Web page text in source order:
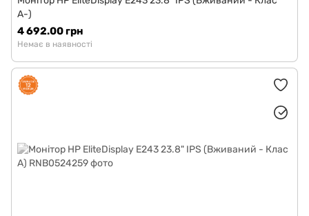
A-)
4 692.00 грн
Немає в наявності